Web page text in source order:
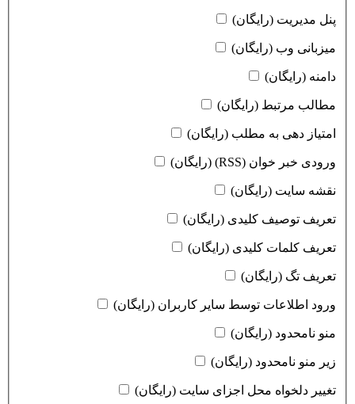
پنل مدیریت (رایگان)
میزبانی وب (رایگان)
دامنه (رایگان)
مطالب مرتبط (رایگان)
امتیاز دهی به مطلب (رایگان)
ورودی خبر خوان (RSS) (رایگان)
نقشه سایت (رایگان)
تعریف توصیف کلیدی (رایگان)
تعریف کلمات کلیدی (رایگان)
تعریف تگ (رایگان)
ورود اطلاعات توسط سایر کاربران (رایگان)
منو نامحدود (رایگان)
زیر منو نامحدود (رایگان)
تغییر دلخواه محل اجزای سایت (رایگان)